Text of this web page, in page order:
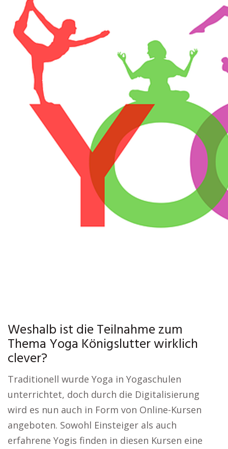
Weshalb ist die Teilnahme zum
Thema Yoga Königslutter wirklich
clever?
Traditionell wurde Yoga in Yogaschulen
unterrichtet, doch durch die Digitalisierung
wird es nun auch in Form von Online-Kursen
angeboten. Sowohl Einsteiger als auch
erfahrene Yogis finden in diesen Kursen eine